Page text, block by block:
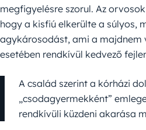
megfigyelésre szorul. Az
hogy a kisfiú elkerülte a súlyos,
agykárosodást, ami a majdnem
esetében rendkívül kedvező
A család szerint a kórházi
„csodagyermekként”
rendkívüli küzdeni akarása